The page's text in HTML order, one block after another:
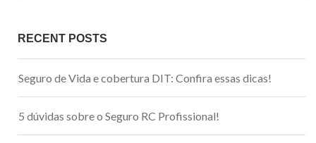
RECENT POSTS
Seguro de Vida e cobertura DIT: Confira essas dicas!
5 dúvidas sobre o Seguro RC Profissional!